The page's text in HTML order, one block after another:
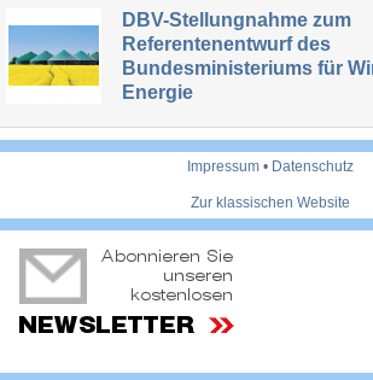
DBV-Stellungnahme zum
Referentenentwurf des
Bundesministeriums für
Energie
Impressum • Datenschutz
Zur klassischen Website